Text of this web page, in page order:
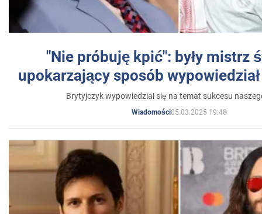
"Nie próbuję kpić": były mistrz
upokarzający sposób
Brytyjczyk wypowiedział się na temat sukcesu
Wiadomości05.03.2025 19:48